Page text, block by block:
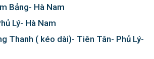
Bảng- Hà Nam
Lý- Hà Nam
Thanh ( kéo dài)- Tiên Tân- Phủ Lý-